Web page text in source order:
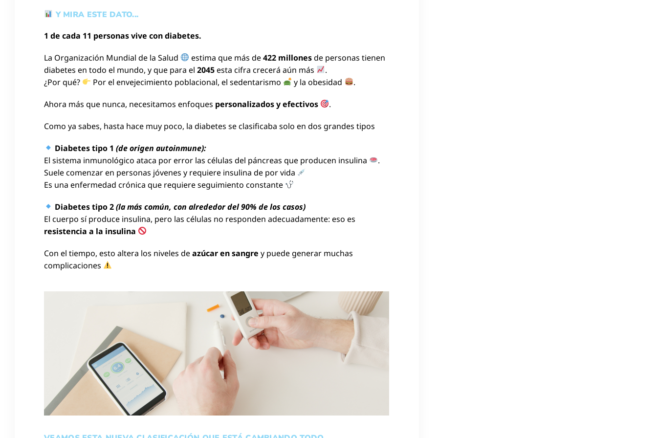
Y MIRA ESTE DATO...
1 de cada 11 personas vive con diabetes.
La Organización Mundial de la Salud estima que más de422 millonesde personas tienen
diabetes en todo el mundo, y que para el 2045esta cifra crecerá aún más
.
¿Por qué?
Por el envejecimiento poblacional, el sedentarismo y la obesidad .
Ahora más que nunca, necesitamos enfoques personalizados y efectivos .
Como ya sabes, hasta hace muy poco, la diabetes se clasificaba solo en dos grandes tipos
Diabetes tipo 1(de origen autoinmune):
El sistema inmunológico ataca por error las células del páncreas que producen insulina
.
Suele comenzar en personas jóvenes y requiere insulina de por vida
Es una enfermedad crónica que requiere seguimiento constante
Diabetes tipo 2(la más común, con alrededor del 90% de los casos)
El cuerpo sí produce insulina, pero las células no responden adecuadamente: eso es
resistencia a la insulina
Con el tiempo, esto altera los niveles deazúcar en sangre y puede generar muchas
complicaciones